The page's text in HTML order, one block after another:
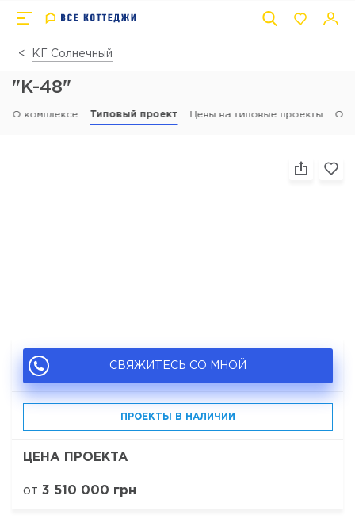
КГ Солнечный
"К-48"
О комплексе Типовый проект Цены на типовые проекты
СВЯЖИТЕСЬ СО МНОЙ
ПРОЕКТЫ В НАЛИЧИИ
ЦЕНА ПРОЕКТА
от 3 510 000 грн